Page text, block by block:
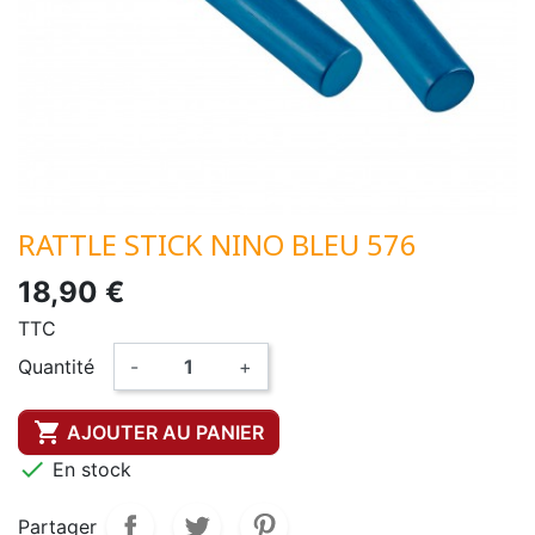
RATTLE STICK NINO BLEU 576
18,90 €
TTC
Quantité
- +
 AJOUTER AU PANIER
 En stock
Partager